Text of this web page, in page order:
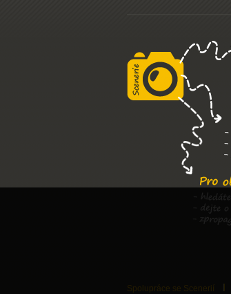
Spolupráce se Scenerií